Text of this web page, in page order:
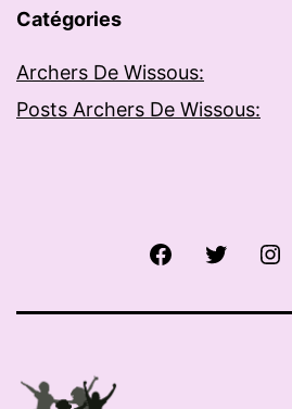
Catégories
Archers De Wissous:
Posts Archers De Wissous:
FacebookTwitter